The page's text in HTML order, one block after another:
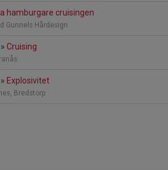
hamburgare cruisingen
Gunnels Hårdesign
» Cruising
» Explosivitet
Bredstorp